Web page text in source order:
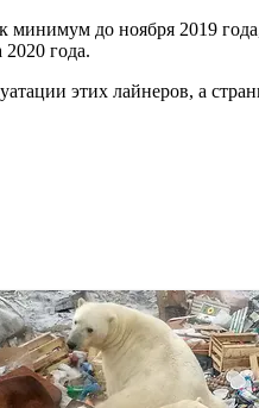
до ноября 2019
года.
этих лайнеров, а